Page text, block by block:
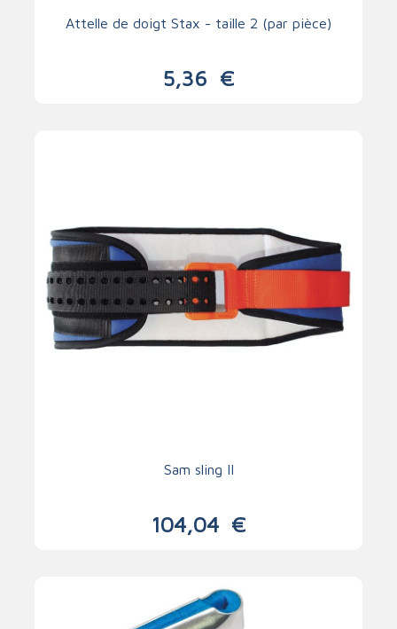
Attelle de doigt Stax - taille 2 (par pièce)
5,36 €
Sam sling II
104,04 €